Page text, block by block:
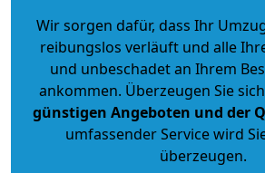
Wir sorgen dafür, dass Ihr
reibungslos verläuft und alle
und unbeschadet an Ihrem
ankommen. Überzeugen Sie
günstigen Angeboten und der
umfassender Service wird
überzeugen.